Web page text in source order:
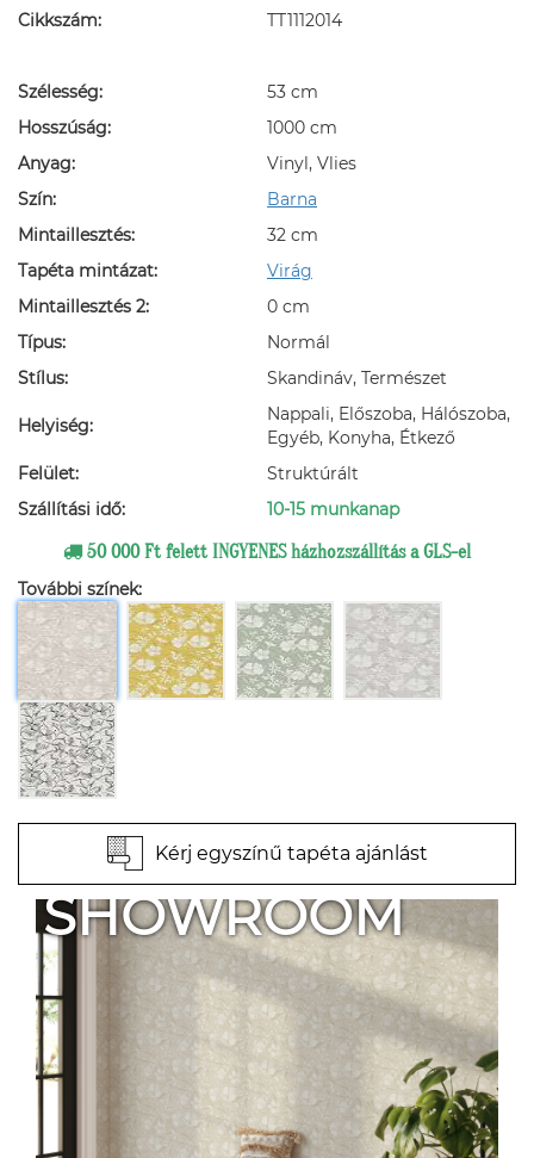
Cikkszám: TT1112014
Szélesség:
53 cm
Hosszúság:
1000 cm
Anyag:
Vinyl, Vlies
Szín:
Barna
Mintaillesztés:
32 cm
Tapéta mintázat:
Virág
Mintaillesztés 2:
0 cm
Típus:
Normál
Stílus:
Skandináv, Természet
Helyiség:
Nappali, Előszoba, Hálószoba,
Egyéb, Konyha, Étkező
Felület:
Struktúrált
Szállítási idő:
10-15 munkanap
50 000 Ft felett INGYENES házhozszállítás a GLS-el
További színek:
Kérj egyszínű tapéta ajánlást
SHOWROOM